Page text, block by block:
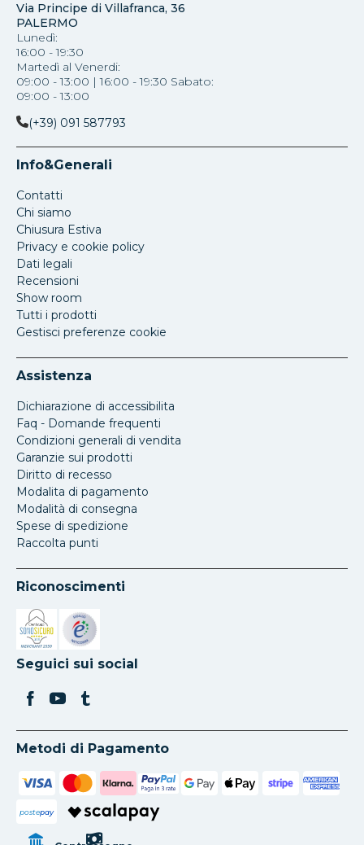
Via Principe di Villafranca, 36
PALERMO
Lunedì:
16:00 - 19:30
Martedì al Venerdi:
09:00 - 13:00 | 16:00 - 19:30 Sabato:
09:00 - 13:00
(+39) 091 587793
Info&Generali
Contatti
Chi siamo
Chiusura Estiva
Privacy e cookie policy
Dati legali
Recensioni
Show room
Tutti i prodotti
Gestisci preferenze cookie
Assistenza
Dichiarazione di accessibilita
Faq - Domande frequenti
Condizioni generali di vendita
Garanzie sui prodotti
Diritto di recesso
Modalita di pagamento
Modalità di consegna
Spese di spedizione
Raccolta punti
Riconoscimenti
Si apre in una nuova scheda
Si apre in una nuova scheda
Seguici sui social
Metodi di Pagamento
postepay